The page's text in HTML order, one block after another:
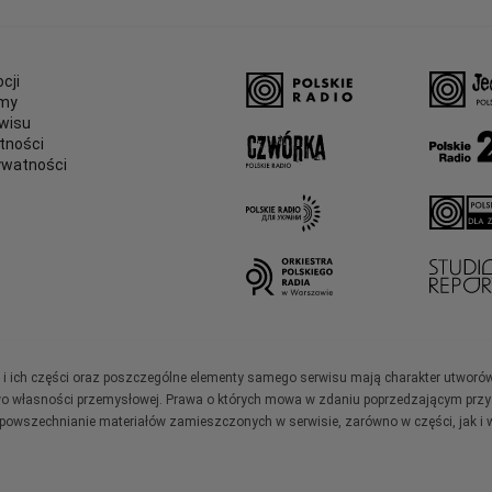
części oraz poszczególne elementy samego serwisu mają charakter
przemysłowej. Prawa o których mowa w zdaniu poprzedzającym
materiałów zamieszczonych w serwisie, zarówno w części, jak